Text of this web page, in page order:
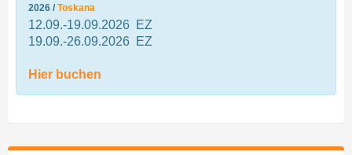
2026 / Toskana
12.09.-19.09.2026 EZ
19.09.-26.09.2026 EZ
Hier buchen